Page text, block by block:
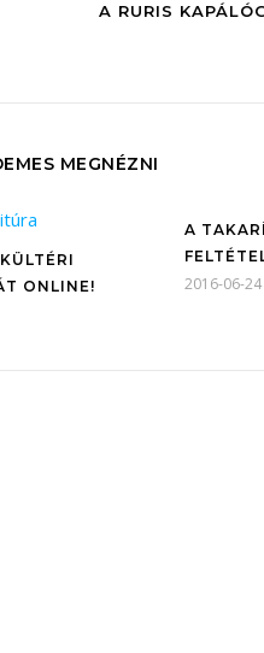
A RURIS
MEGNÉZNI
ONLINE!
A
2016-06-24